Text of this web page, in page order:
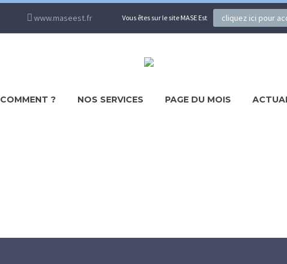
www.maseest.fr Vous êtes sur le site MASE Est cliquez ici pour
COMMENT ? NOS SERVICES PAGE DU MOIS